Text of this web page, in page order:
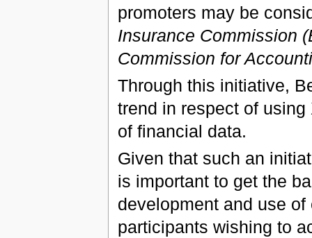
promoters may be
Insurance Commission
Commission for
Through this initiative,
trend in respect of
of financial data.
Given that such an
is important to get the
development and use
participants wishing to